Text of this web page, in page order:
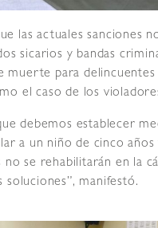
las actuales sanciones
sicarios y bandas
muerte para
el caso de los
debemos establecer
a un niño de cinco
se rehabilitarán en la
soluciones”, manifestó.